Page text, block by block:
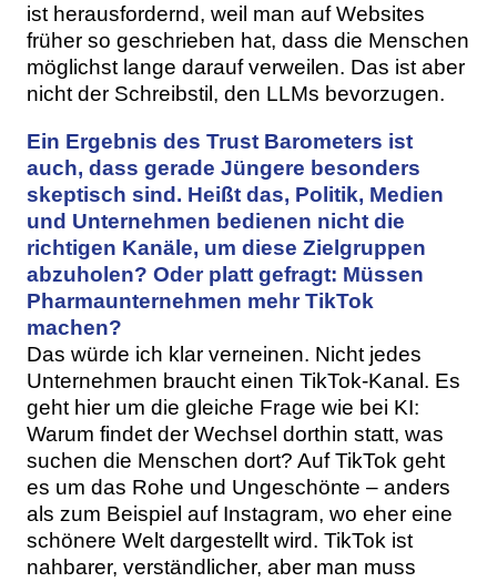
ist herausfordernd, weil man auf Websites
früher so geschrieben hat, dass die Menschen
möglichst lange darauf verweilen. Das ist aber
nicht der Schreibstil, den LLMs bevorzugen.
Ein Ergebnis des Trust Barometers ist
auch, dass gerade Jüngere besonders
skeptisch sind. Heißt das, Politik, Medien
und Unternehmen bedienen nicht die
richtigen Kanäle, um diese Zielgruppen
abzuholen? Oder platt gefragt: Müssen
Pharmaunternehmen mehr TikTok
machen?
Das würde ich klar verneinen. Nicht jedes
Unternehmen braucht einen TikTok-Kanal. Es
geht hier um die gleiche Frage wie bei KI:
Warum findet der Wechsel dorthin statt, was
suchen die Menschen dort? Auf TikTok geht
es um das Rohe und Ungeschönte – anders
als zum Beispiel auf Instagram, wo eher eine
schönere Welt dargestellt wird. TikTok ist
nahbarer, verständlicher, aber man muss